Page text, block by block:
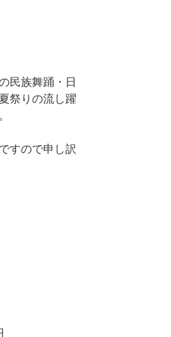
民族舞踊・日
祭りの流し躍
すので申し訳